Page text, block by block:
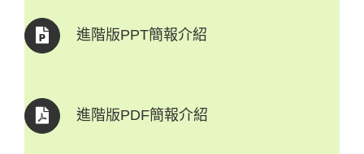
進階版PPT簡報介紹
進階版PDF簡報介紹